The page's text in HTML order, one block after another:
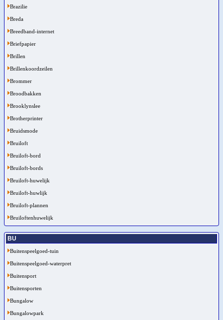
Brazilie
Breda
Breedband-internet
Briefpapier
Brillen
Brillenkoordzeilen
Brommer
Broodbakken
Brooklynslee
Brotherprinter
Bruidsmode
Bruiloft
Bruiloft-bord
Bruiloft-bords
Bruiloft-huwelijk
Bruiloft-huwlijk
Bruiloft-plannen
Bruiloftenhuwelijk
BU
Buitenspeelgoed-tuin
Buitenspeelgoed-waterpret
Buitensport
Buitensporten
Bungalow
Bungalowpark